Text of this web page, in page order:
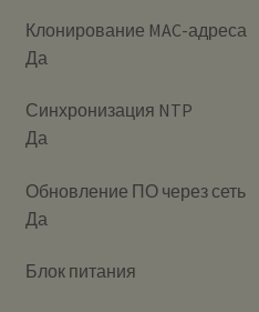
Клонирование MAC-адреса
Да
Синхронизация NTP
Да
Обновление ПО через сеть
Да
Блок питания